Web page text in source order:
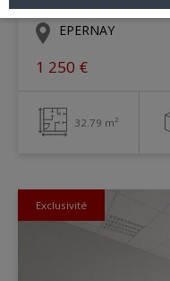
EPERNAY
1 250 €
32.79 m²
Exclusivité